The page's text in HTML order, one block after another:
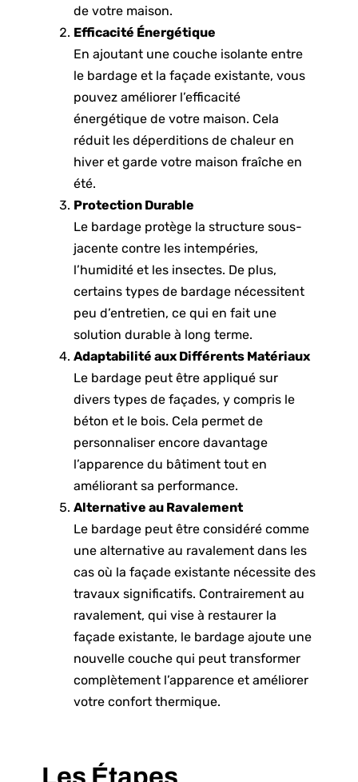
de votre maison.
Efficacité Énergétique
En ajoutant une couche isolante entre
le bardage et la façade existante, vous
pouvez améliorer l’efficacité
énergétique de votre maison. Cela
réduit les déperditions de chaleur en
hiver et garde votre maison fraîche en
été.
Protection Durable
Le bardage protège la structure sous-
jacente contre les intempéries,
l’humidité et les insectes. De plus,
certains types de bardage nécessitent
peu d’entretien, ce qui en fait une
solution durable à long terme.
Adaptabilité aux Différents Matériaux
Le bardage peut être appliqué sur
divers types de façades, y compris le
béton et le bois. Cela permet de
personnaliser encore davantage
l’apparence du bâtiment tout en
améliorant sa performance.
Alternative au Ravalement
Le bardage peut être considéré comme
une alternative au ravalement dans les
cas où la façade existante nécessite des
travaux significatifs. Contrairement au
ravalement, qui vise à restaurer la
façade existante, le bardage ajoute une
nouvelle couche qui peut transformer
complètement l’apparence et améliorer
votre confort thermique.